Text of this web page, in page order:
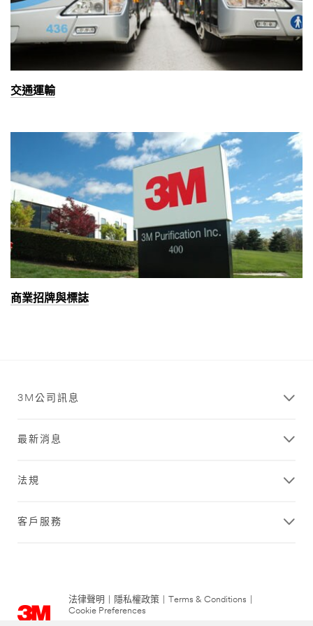
交通運輸
商業招牌與標誌
3M公司訊息
最新消息
法規
客戶服務
法律聲明 隱私權政策 Terms & Conditions
Cookie Preferences